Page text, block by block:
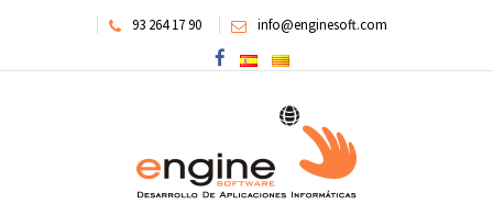
93 264 17 90 info@enginesoft.com